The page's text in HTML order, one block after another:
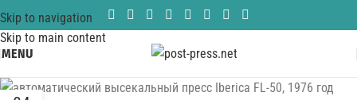
Skip to navigation
Skip to main content
MENU